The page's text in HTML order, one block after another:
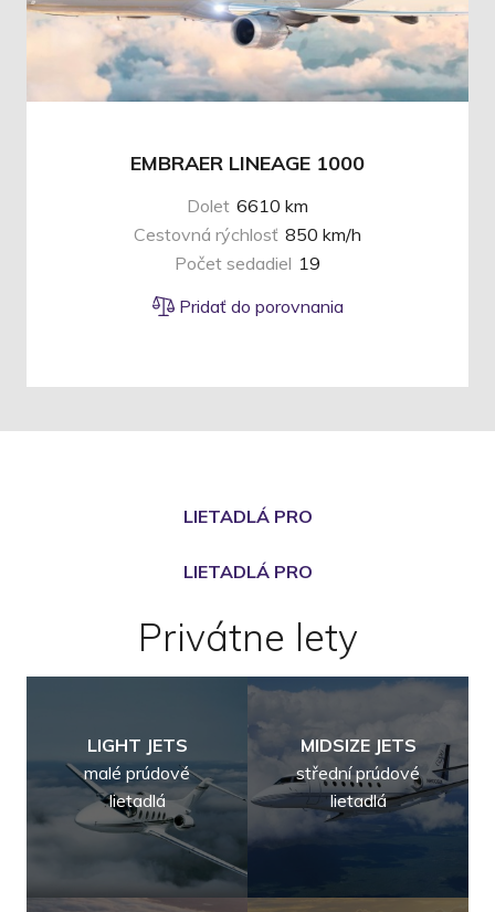
EMBRAER LINEAGE 1000
Dolet 6610 km
Cestovná rýchlosť 850 km/h
Počet sedadiel 19
Pridať do porovnania
LIETADLÁ PRO
LIETADLÁ PRO
Privátne lety
LIGHT JETS
malé prúdové
lietadlá
MIDSIZE JETS
střední prúdové
lietadlá